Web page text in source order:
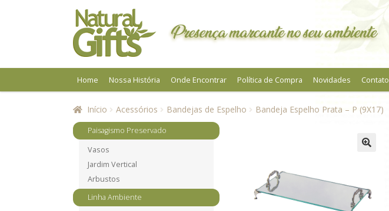
Pular
para
navegação
Pular
para
o
conteúdo
Presença marcante no seu ambiente
Home Nossa História Onde Encontrar Política de Compra Novidades Contato
Início Acessórios Bandejas de Espelho Bandeja Espelho Prata – P (9X17)
Paisagismo Preservado
Vasos
Jardim Vertical
Arbustos
Linha Ambiente